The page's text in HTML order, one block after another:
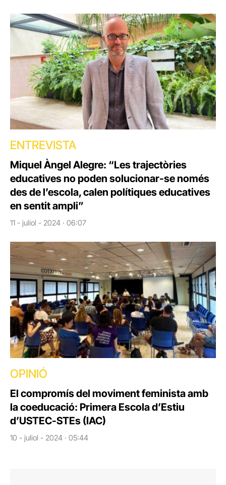
ENTREVISTA
Miquel Àngel Alegre: “Les trajectòries
educatives no poden solucionar-se només
des de l’escola, calen polítiques educatives
en sentit ampli”
11 - juliol - 2024 · 06:07
OPINIÓ
El compromís del moviment feminista amb
la coeducació: Primera Escola d’Estiu
d’USTEC-STEs (IAC)
10 - juliol - 2024 · 05:44